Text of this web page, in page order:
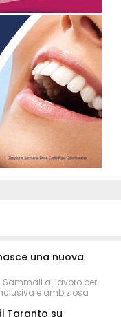
una nuova
Sammali al lavoro per
e ambiziosa
Taranto su